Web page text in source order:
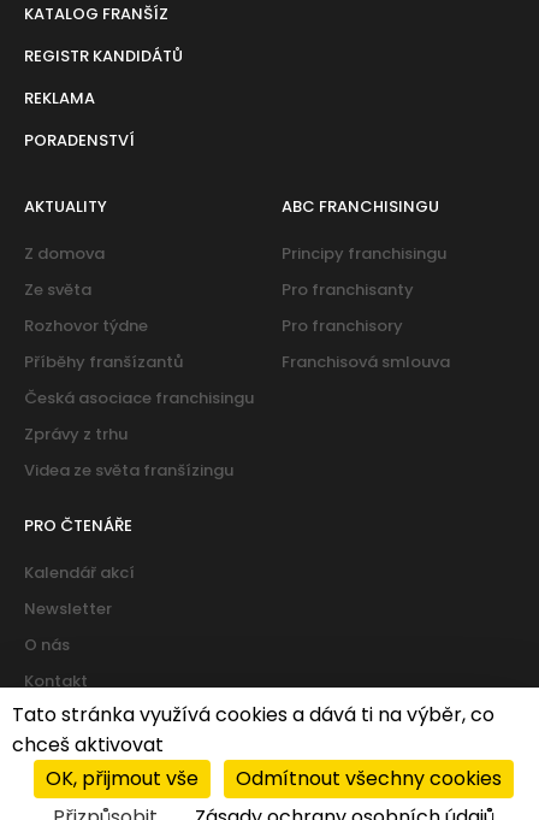
KATALOG FRANŠÍZ
REGISTR KANDIDÁTŮ
REKLAMA
PORADENSTVÍ
AKTUALITY
Z domova
Ze světa
Rozhovor týdne
Příběhy franšízantů
Česká asociace franchisingu
Zprávy z trhu
Videa ze světa franšízingu
ABC FRANCHISINGU
Principy franchisingu
Pro franchisanty
Pro franchisory
Franchisová smlouva
PRO ČTENÁŘE
Kalendář akcí
Newsletter
O nás
Kontakt
Cookies|Zásady ochrany osobních údajů
© 2026 PROFIT system franchise services s.r.o. All rights
Tato stránka využívá cookies a dává ti na výběr, co
chceš aktivovat
OK, přijmout vše
Odmítnout všechny cookies